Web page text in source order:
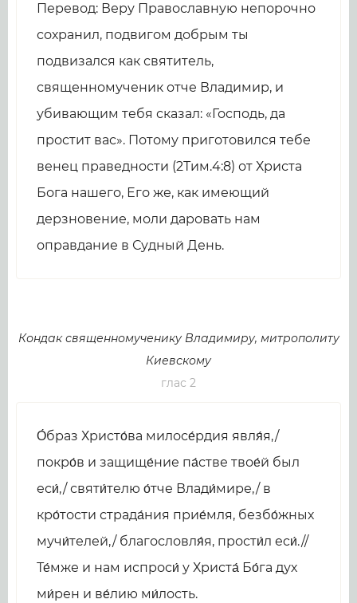
Перевод: Веру Православную непорочно
сохранил, подвигом добрым ты
подвизался как святитель,
священномученик отче Владимир, и
убивающим тебя сказал: «Господь, да
простит вас». Потому приготовился тебе
венец праведности (2Тим.4:8) от Христа
Бога нашего, Его же, как имеющий
дерзновение, моли даровать нам
оправдание в Судный День.
Кондак священномученику Владимиру, митрополиту
Киевскому
глас 2
О́браз Христо́ва милосе́рдия явля́я,/
покро́в и защище́ние па́стве твое́й был
еси́,/ святи́телю о́тче Влади́мире,/ в
кро́тости страда́ния прие́мля, безбо́жных
мучи́телей,/ благословля́я, прости́л еcи́.//
Те́мже и нам испроси́ у Христа́ Бо́га дух
ми́рен и ве́лию ми́лость.